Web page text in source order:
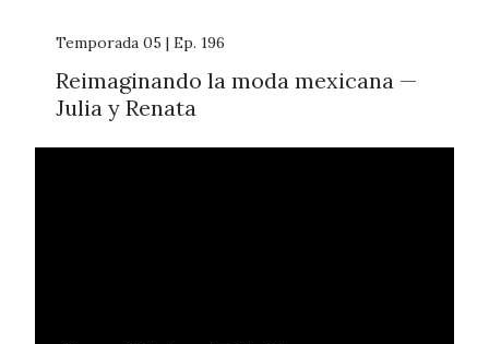
Temporada 05 | Ep. 196
Reimaginando la moda mexicana —
Julia y Renata